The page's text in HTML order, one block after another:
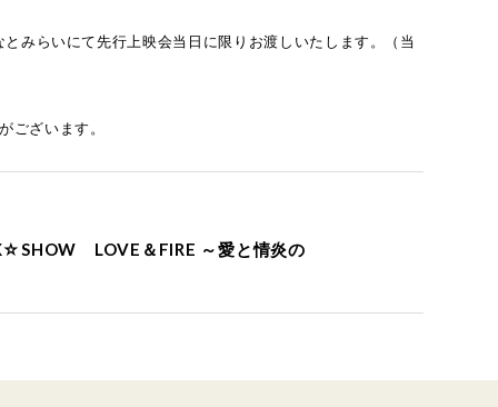
みらいにて先行上映会当日に限りお渡しいたします。（当
ございます。
LOVE＆FIRE ～愛と情炎の